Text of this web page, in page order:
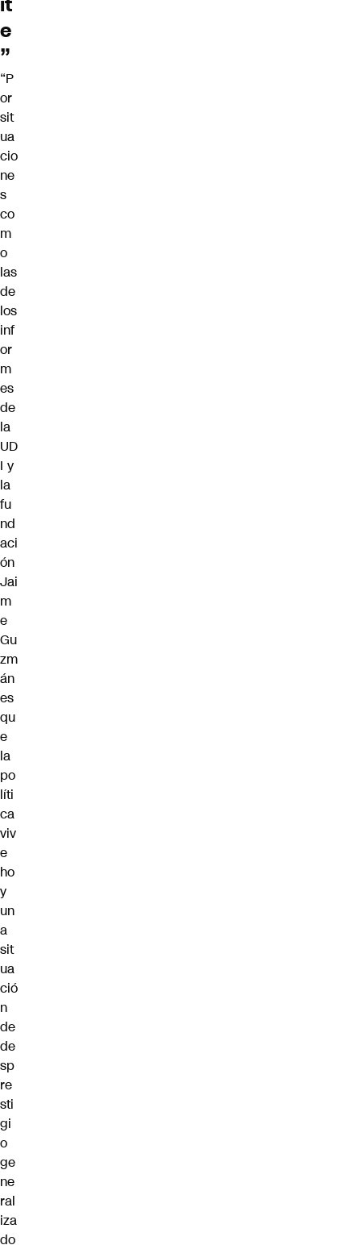
e
”
“P
or
sit
ua
cio
ne
s
co
m
o
las
de
los
inf
or
m
es
de
la
UD
I y
la
fu
nd
aci
ón
Jai
m
e
Gu
zm
án
es
qu
e
la
po
líti
ca
viv
e
ho
y
un
a
sit
ua
ció
n
de
de
sp
re
sti
gi
o
ge
ne
ral
iza
do